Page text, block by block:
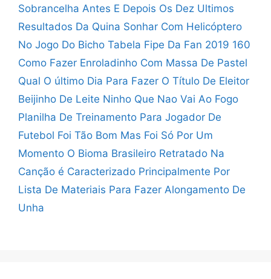
Sobrancelha Antes E Depois Os Dez Ultimos
Resultados Da Quina Sonhar Com Helicóptero
No Jogo Do Bicho Tabela Fipe Da Fan 2019 160
Como Fazer Enroladinho Com Massa De Pastel
Qual O último Dia Para Fazer O Título De Eleitor
Beijinho De Leite Ninho Que Nao Vai Ao Fogo
Planilha De Treinamento Para Jogador De
Futebol Foi Tão Bom Mas Foi Só Por Um
Momento O Bioma Brasileiro Retratado Na
Canção é Caracterizado Principalmente Por
Lista De Materiais Para Fazer Alongamento De
Unha